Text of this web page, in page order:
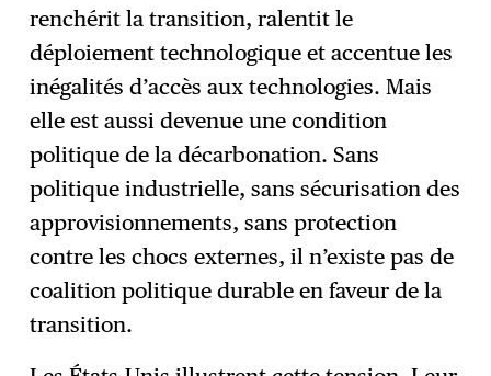
renchérit la transition, ralentit le
déploiement technologique et accentue les
inégalités d’accès aux technologies. Mais
elle est aussi devenue une condition
politique de la décarbonation. Sans
politique industrielle, sans sécurisation des
approvisionnements, sans protection
contre les chocs externes, il n’existe pas de
coalition politique durable en faveur de la
transition.